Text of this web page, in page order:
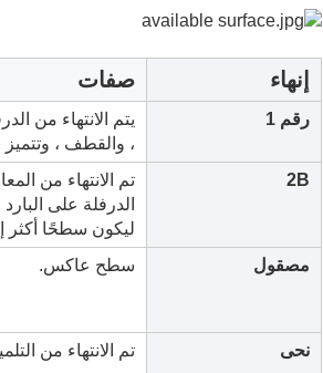
إنهاء صفات
رقم 1
يتم الانتهاء من
، والقطف ،
2B
تم الانتهاء من
الدرفلة على
ليكون سطحًا أكثر
مصقول سطح عاكس.
نحى
تم الانتهاء من